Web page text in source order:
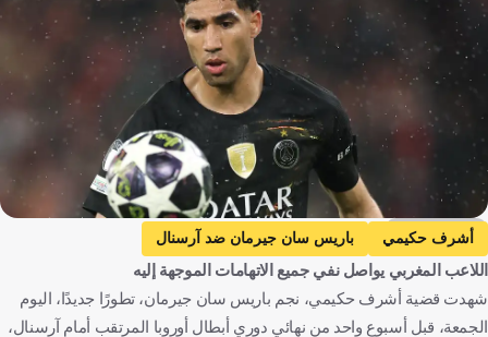
Getty Images
أشرف حكيمي
باريس سان جيرمان ضد آرسنال
باريس سان جيرمان
آرسنال
دوري أبطال أوروبا
المغرب
فرنسا إنجلترا هنغاريا كرة قدم
اللاعب المغربي يواصل نفي جميع الاتهامات الموجهة إليه
شهدت قضية أشرف حكيمي، نجم باريس سان جيرمان، تطورًا جديدًا، اليوم
الجمعة، قبل أسبوع واحد من نهائي دوري أبطال أوروبا المرتقب أمام آرسنال،